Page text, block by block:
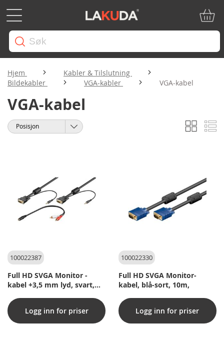
Hjem
Kabler & Tilslutning
Bildekabler
VGA-kabler VGA-kabel
VGA-kabel
Vise
som
Sorter
100022387
Full HD SVGA Monitor -
kabel +3,5 mm lyd, svart,
Logg inn for priser
100022330
Full HD SVGA Monitor-
kabel, blå-sort, 10m,
Logg inn for priser